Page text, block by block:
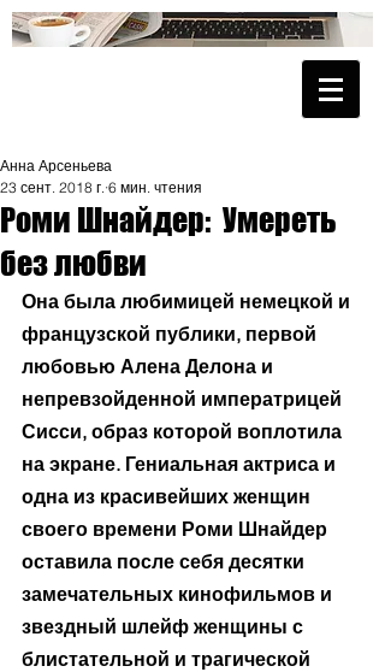
Роми Шнайдер: Умереть
без любви
Анна Арсеньева
23 сент. 2018 г. 6 мин. чтения
Она была любимицей немецкой и
французской публики, первой
любовью Алена Делона и
непревзойденной императрицей
Сисси, образ которой воплотила
на экране. Гениальная актриса и
одна из красивейших женщин
своего времени Роми Шнайдер
оставила после себя десятки
замечательных кинофильмов и
звездный шлейф женщины с
блистательной и трагической